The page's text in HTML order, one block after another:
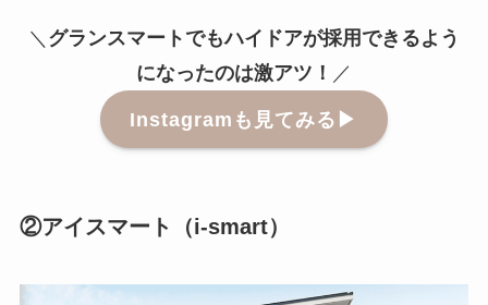
＼ グランスマートでもハイドアが採用できるよう
になったのは激アツ！ ／
Instagramも見てみる▶︎
②アイスマート（i-smart）